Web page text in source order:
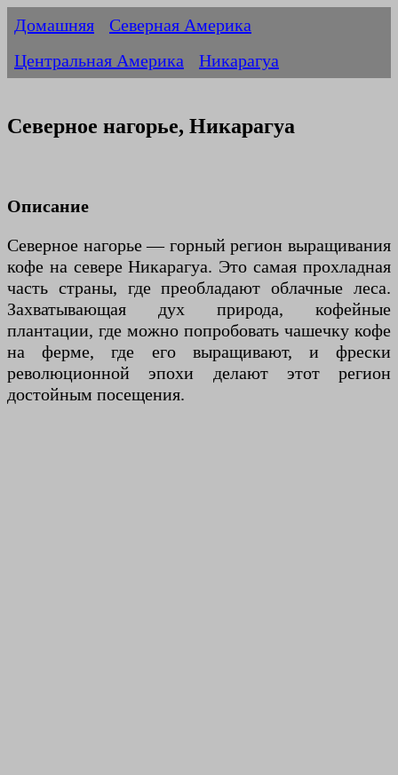
Домашняя
Северная Америка
Центральная Америка
Никарагуа
Северное нагорье, Никарагуа
Описание
Северное нагорье — горный регион выращивания
кофе на севере Никарагуа. Это самая прохладная
часть страны, где преобладают облачные леса.
Захватывающая дух природа, кофейные
плантации, где можно попробовать чашечку кофе
на ферме, где его выращивают, и фрески
революционной эпохи делают этот регион
достойным посещения.